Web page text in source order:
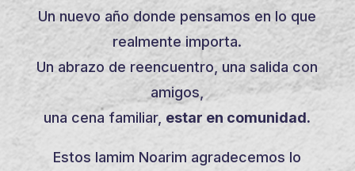
Un nuevo año donde pensamos en lo que
realmente importa.
Un abrazo de reencuentro, una salida con
amigos,
una cena familiar, estar en comunidad.
Estos Iamim Noarim agradecemos lo